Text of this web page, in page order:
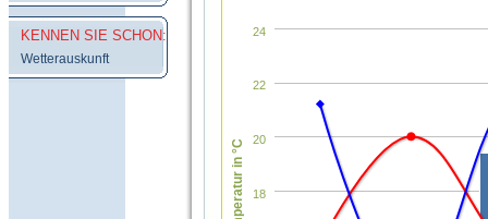
KENNEN SIE SCHON:
Wetterauskunft
Temperatur in °C 18
20
22
24